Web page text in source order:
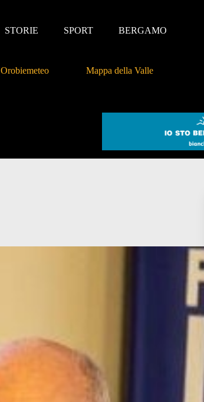
STORIE SPORT BERGAMO
Orobiemeteo Mappa della Valle